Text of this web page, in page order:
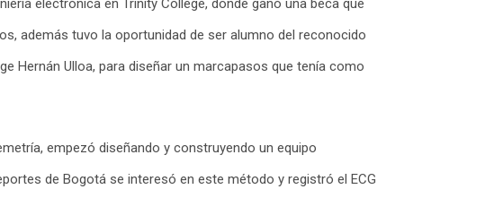
además tuvo la oportunidad de ser alumno del reconocido
Hernán Ulloa, para diseñar un marcapasos que tenía como
empezó diseñando y construyendo un equipo
de Bogotá se interesó en este método y registró el ECG